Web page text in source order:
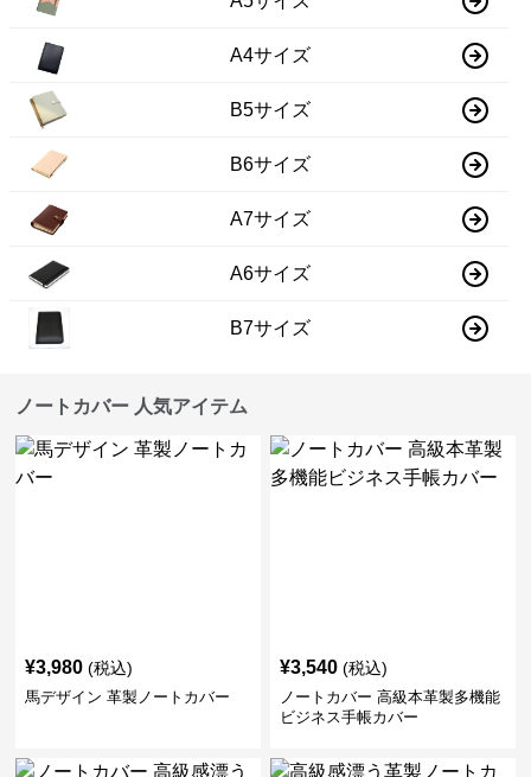
A4サイズ
B5サイズ
B6サイズ
A7サイズ
A6サイズ
B7サイズ
ノートカバー 人気アイテム
¥3,980 (税込)
馬デザイン 革製ノートカバー
¥3,540 (税込)
ノートカバー 高級本革製多機能
ビジネス手帳カバー